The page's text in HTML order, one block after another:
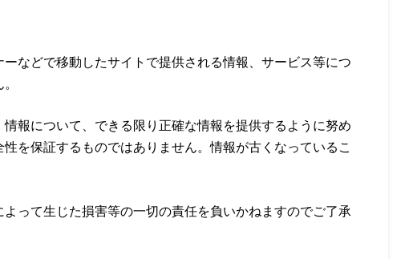
などで移動したサイトで提供される情報、サービス等につ
報について、できる限り正確な情報を提供するように努め
を保証するものではありません。情報が古くなっているこ
って生じた損害等の一切の責任を負いかねますのでご了承